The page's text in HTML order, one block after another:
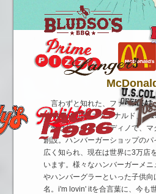
言わずと知れた、ファーストフ
「McDonald's マクドナルド」。
ア州はサンバーナーディノで、マ
創設。ハンバーガーショップの
広く知られ、現在は世界に3万店
います。様々なハンバーガーメ
やハンバーグラーといった子供
名。i'm lovin' itを合言葉に、今も